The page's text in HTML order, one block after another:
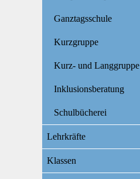
Ganztagsschule
Kurzgruppe
Kurz- und Langgruppe
Inklusionsberatung
Schulbücherei
Lehrkräfte
Klassen